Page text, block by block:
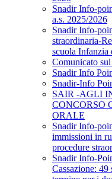
Snadir Info-
a.s. 2025/2026
Snadir Info-
straordinaria-
scuola Infanzia
Comunicato
Snadir Info
Snadir-Info
SAIR -AGLI
CONCORSO
ORALE
Snadir Info-
immissioni in
procedure
Snadir Info-
Cassazione: 49